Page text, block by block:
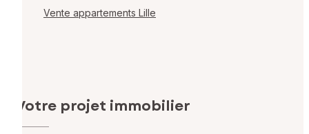
Vente appartements Lille
Votre projet immobilier